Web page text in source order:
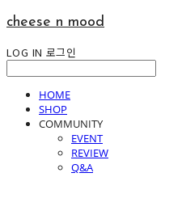
cheese n mood
LOG IN 로그인
HOME
SHOP
COMMUNITY
EVENT
REVIEW
Q&A